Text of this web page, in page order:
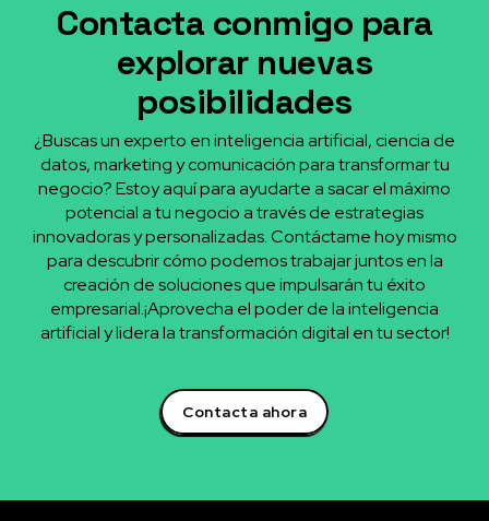
Contacta conmigo para
explorar nuevas
posibilidades
¿Buscas un experto en inteligencia artificial, ciencia de
datos, marketing y comunicación para transformar tu
negocio? Estoy aquí para ayudarte a sacar el máximo
potencial a tu negocio a través de estrategias
innovadoras y personalizadas. Contáctame hoy mismo
para descubrir cómo podemos trabajar juntos en la
creación de soluciones que impulsarán tu éxito
empresarial.¡Aprovecha el poder de la inteligencia
artificial y lidera la transformación digital en tu sector!
Contacta ahora